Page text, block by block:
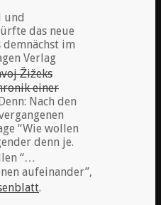
und
das neue
demnächst im
Verlag
Žižeks
einer
Nach den
“Wie wollen
denn je.
“…
aufeinander”,
.